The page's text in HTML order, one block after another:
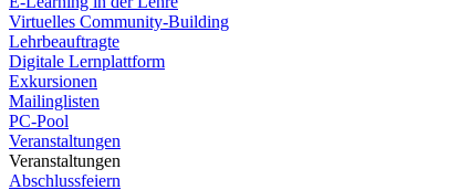
Virtuelles Community-Building
Lehrbeauftragte
Digitale Lernplattform
Exkursionen
Mailinglisten
PC-Pool
Veranstaltungen
Veranstaltungen
Abschlussfeiern